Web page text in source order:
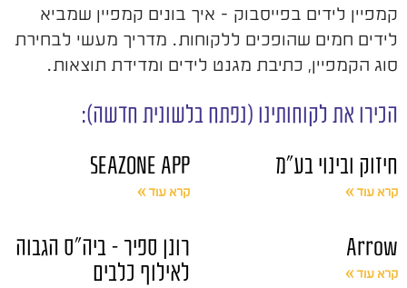
קמפיין לידים בפייסבוק - איך בונים קמפיין שמביא
לידים חמים שהופכים ללקוחות. מדריך מעשי לבחירת
סוג הקמפיין, כתיבת מגנט לידים ומדידת תוצאות.
הכירו את לקוחותינו (נפתח בלשונית חדשה):
חיזוק ובינוי בע"מ
קרא עוד »
SEAZONE APP
קרא עוד »
Arrow
קרא עוד »
רונן ספיר – ביה"ס הגבוה
לאילוף כלבים